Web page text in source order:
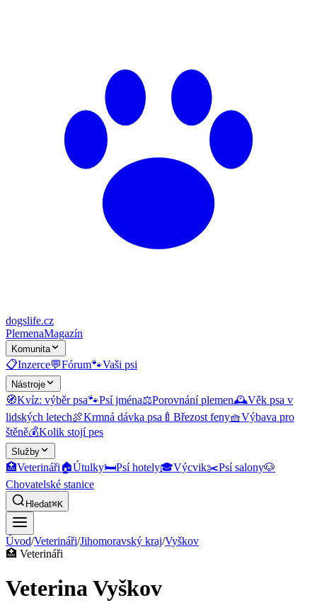
dogslife.cz
PlemenaMagazín
Komunita
📋Inzerce💬Fórum🐾Vaši psi
Nástroje
🧭Kvíz: výběr psa🐾Psí jména⚖️Porovnání plemen🕰️Věk psa v
lidských letech🍖Krmná dávka psa 🍼 Březost feny🧺Výbava pro
štěně💰Kolik stojí pes
Služby
🏥Veterináři🏠Útulky🛏️Psí hotely🎓Výcvik✂️Psí salony🐶
Chovatelské stanice
Hledat⌘K
Úvod/Veterináři/Jihomoravský kraj/Vyškov
🏥 Veterináři
Veterina Vyškov